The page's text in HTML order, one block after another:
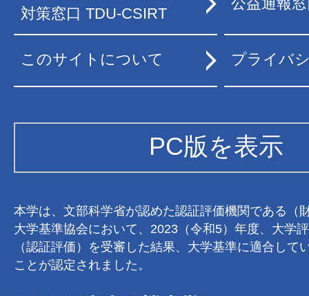
対策窓口 TDU-CSIRT
このサイトについて プライバ
PC版を表示
本学は、文部科学省が認めた認証評価機関である（
大学基準協会において、2023（令和5）年度、大学
（認証評価）を受審した結果、大学基準に適合して
ことが認定されました。